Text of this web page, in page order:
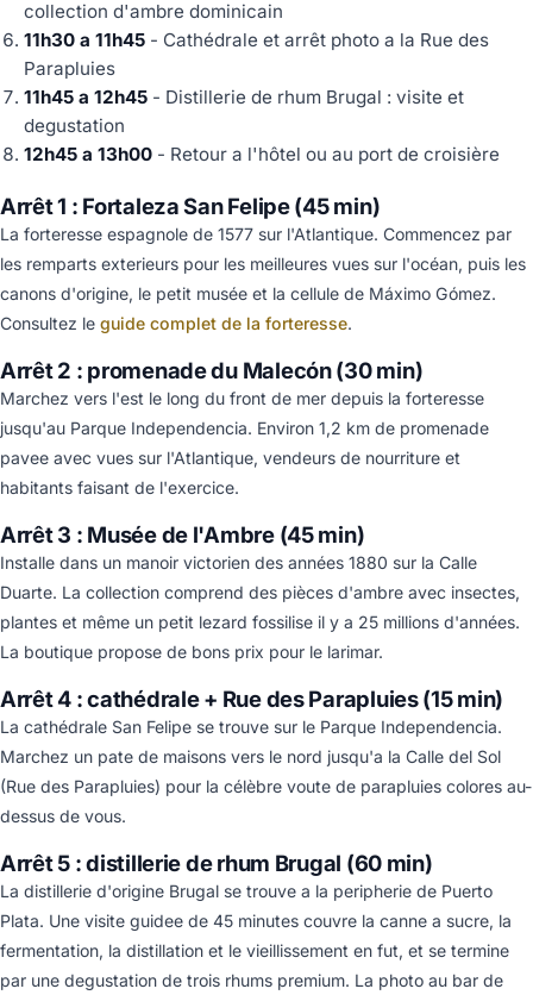
collection d'ambre dominicain
11h30 a 11h45 - Cathédrale et arrêt photo a la Rue des
Parapluies
11h45 a 12h45 - Distillerie de rhum Brugal : visite et
degustation
12h45 a 13h00 - Retour a l'hôtel ou au port de croisière
Arrêt 1 : Fortaleza San Felipe (45 min)
La forteresse espagnole de 1577 sur l'Atlantique. Commencez par
les remparts exterieurs pour les meilleures vues sur l'océan, puis les
canons d'origine, le petit musée et la cellule de Máximo Gómez.
Consultez le guide complet de la forteresse.
Arrêt 2 : promenade du Malecón (30 min)
Marchez vers l'est le long du front de mer depuis la forteresse
jusqu'au Parque Independencia. Environ 1,2 km de promenade
pavee avec vues sur l'Atlantique, vendeurs de nourriture et
habitants faisant de l'exercice.
Arrêt 3 : Musée de l'Ambre (45 min)
Installe dans un manoir victorien des années 1880 sur la Calle
Duarte. La collection comprend des pièces d'ambre avec insectes,
plantes et même un petit lezard fossilise il y a 25 millions d'années.
La boutique propose de bons prix pour le larimar.
Arrêt 4 : cathédrale + Rue des Parapluies (15 min)
La cathédrale San Felipe se trouve sur le Parque Independencia.
Marchez un pate de maisons vers le nord jusqu'a la Calle del Sol
(Rue des Parapluies) pour la célèbre voute de parapluies colores au-
dessus de vous.
Arrêt 5 : distillerie de rhum Brugal (60 min)
La distillerie d'origine Brugal se trouve a la peripherie de Puerto
Plata. Une visite guidee de 45 minutes couvre la canne a sucre, la
fermentation, la distillation et le vieillissement en fut, et se termine
par une degustation de trois rhums premium. La photo au bar de